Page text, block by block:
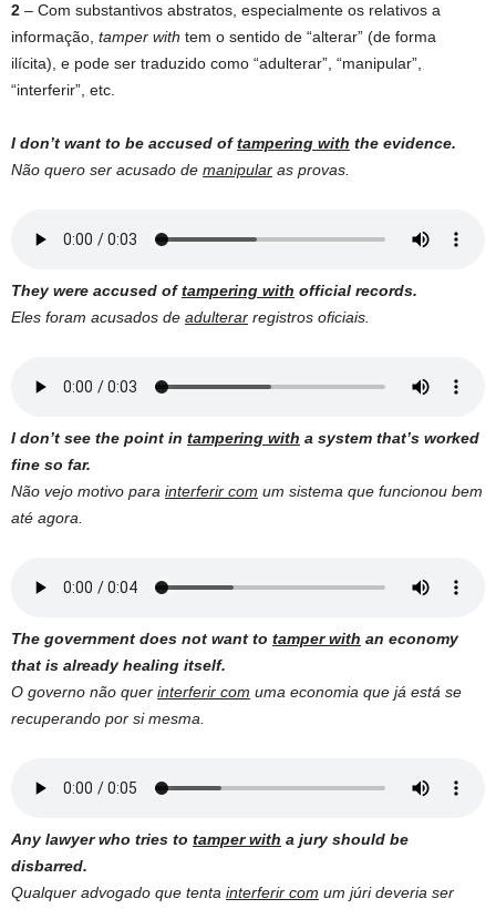
2 – Com substantivos abstratos, especialmente os relativos a
informação, tamper with tem o sentido de “alterar” (de forma
ilícita), e pode ser traduzido como “adulterar”, “manipular”,
“interferir”, etc.
I don’t want to be accused oftampering with the evidence.
Não quero ser acusado de manipular as provas.
They were accused oftampering with official records.
Eles foram acusados de adulterar registros oficiais.
I don’t see the point in tampering with a system that’s worked
fine so far.
Não vejo motivo para interferir com um sistema que funcionou bem
até agora.
The government does not want to tamper with an economy
that is already healing itself.
O governo não quer interferir com uma economia que já está se
recuperando por si mesma.
Any lawyer who tries to tamper with a jury should be
disbarred.
Qualquer advogado que tenta interferir com um júri deveria ser